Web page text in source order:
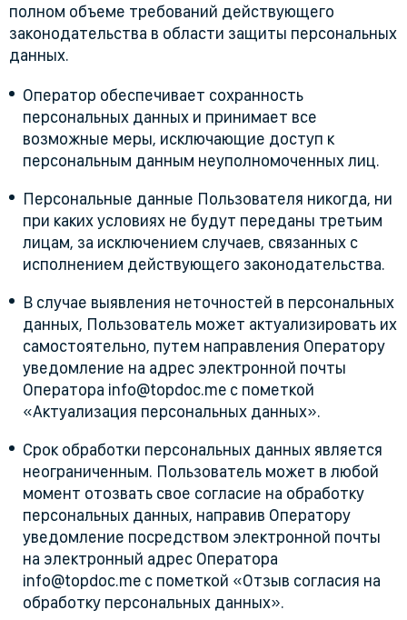
полном объеме требований действующего
законодательства в области защиты персональных
данных.
Оператор обеспечивает сохранность
персональных данных и принимает все
возможные меры, исключающие доступ к
персональным данным неуполномоченных лиц.
Персональные данные Пользователя никогда, ни
при каких условиях не будут переданы третьим
лицам, за исключением случаев, связанных с
исполнением действующего законодательства.
В случае выявления неточностей в персональных
данных, Пользователь может актуализировать их
самостоятельно, путем направления Оператору
уведомление на адрес электронной почты
Оператора info@topdoc.me с пометкой
«Актуализация персональных данных».
Срок обработки персональных данных является
неограниченным. Пользователь может в любой
момент отозвать свое согласие на обработку
персональных данных, направив Оператору
уведомление посредством электронной почты
на электронный адрес Оператора
info@topdoc.me с пометкой «Отзыв согласия на
обработку персональных данных».